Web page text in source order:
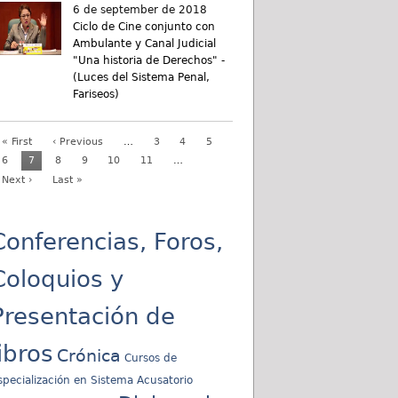
6 de september de 2018
Ciclo de Cine conjunto con
Ambulante y Canal Judicial
"Una historia de Derechos" -
(Luces del Sistema Penal,
Fariseos)
« First ‹ Previous … 3 4
5
6
7 8 9 10 11
…
Next ›
Last »
Foros,
y
de
Crónica Cursos de
en Sistema Acusatorio